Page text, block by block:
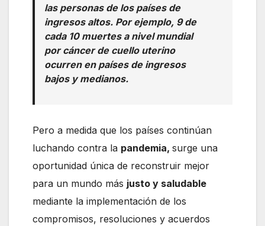
las personas de los países de
ingresos altos. Por ejemplo, 9 de
cada 10 muertes a nivel mundial
por cáncer de cuello uterino
ocurren en países de ingresos
bajos y medianos.
Pero a medida que los países continúan
luchando contra la pandemia, surge una
oportunidad única de reconstruir mejor
para un mundo más justo y saludable
mediante la implementación de los
compromisos, resoluciones y acuerdos